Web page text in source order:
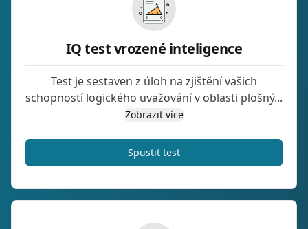
IQ test vrozené inteligence
Test je sestaven z úloh na zjištění vašich
schopností logického uvažování v oblasti plošný...
Zobrazit více
Spustit test